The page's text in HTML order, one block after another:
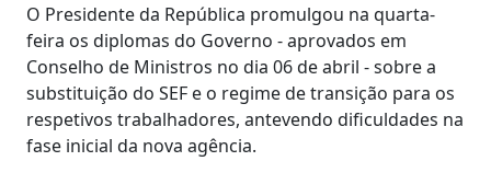
O Presidente da República promulgou na quarta-
feira os diplomas do Governo - aprovados em
Conselho de Ministros no dia 06 de abril - sobre a
substituição do SEF e o regime de transição para os
respetivos trabalhadores, antevendo dificuldades na
fase inicial da nova agência.